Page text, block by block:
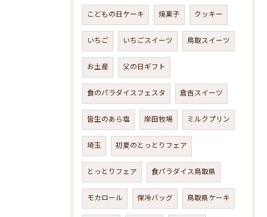
こどもの日ケーキ 焼菓子 クッキー
いちご いちごスイーツ 鳥取スイーツ
お土産 父の日ギフト
食のパラダイスフェスタ 倉吉スイーツ
皆生のあら塩 岸田牧場 ミルクプリン
埼玉 初夏のとっとりフェア
とっとりフェア 食パラダイス鳥取県
モカロール 保冷バッグ 鳥取県ケーキ